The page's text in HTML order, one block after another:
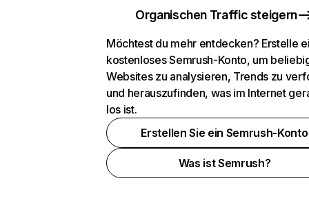
Organischen Traffic steigern
Möchtest du mehr entdecken? Erstelle
kostenloses Semrush-Konto, um
Websites zu analysieren, Trends zu
und herauszufinden, was im Internet
los ist.
Erstellen Sie ein Semrush-Konto
Was ist Semrush?